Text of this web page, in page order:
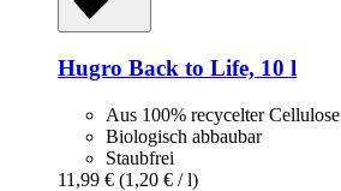
Hugro Back to Life, 10 l
Aus 100% recycelter Cellulose
Biologisch abbaubar
Staubfrei
11,99 € (1,20 € / l)